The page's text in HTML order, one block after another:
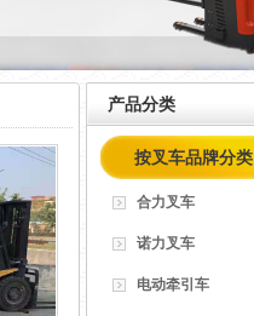
产品分类
按叉车品牌分类
合力叉车
诺力叉车
电动牵引车